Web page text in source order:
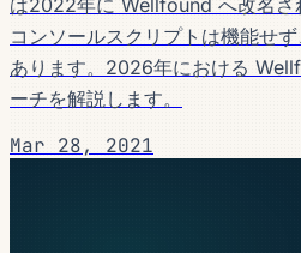
コンソールスクリプトは機能せ
あります。2026年における
ーチを解説します。
Mar 28, 2021